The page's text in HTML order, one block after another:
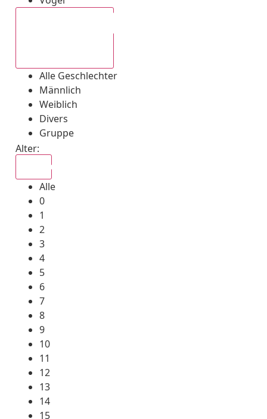
Alle Geschlechter
Männlich
Weiblich
Divers
Gruppe
Alter:
Alle
0
1
2
3
4
5
6
7
8
9
10
11
12
13
14
15